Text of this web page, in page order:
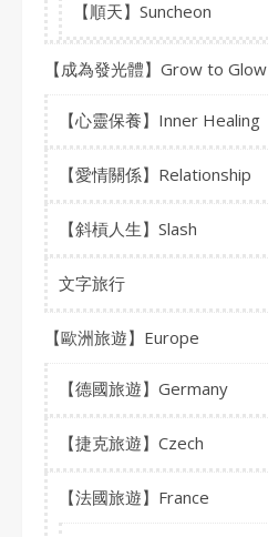
【順天】Suncheon
【成為發光體】Grow to Glow
【心靈保養】Inner Healing
【愛情關係】Relationship
【斜槓人生】Slash
文字旅行
【歐洲旅遊】Europe
【德國旅遊】Germany
【捷克旅遊】Czech
【法國旅遊】France